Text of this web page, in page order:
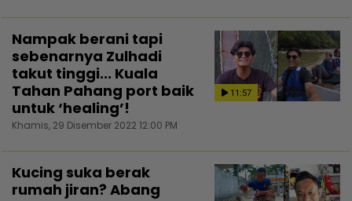
11:57
Nampak berani tapi
sebenarnya Zulhadi
takut tinggi... Kuala
Tahan Pahang port baik
untuk ‘healing’!
Khamis, 29 Disember 2022 12:00 PM
Kucing suka berak
rumah jiran? Abang